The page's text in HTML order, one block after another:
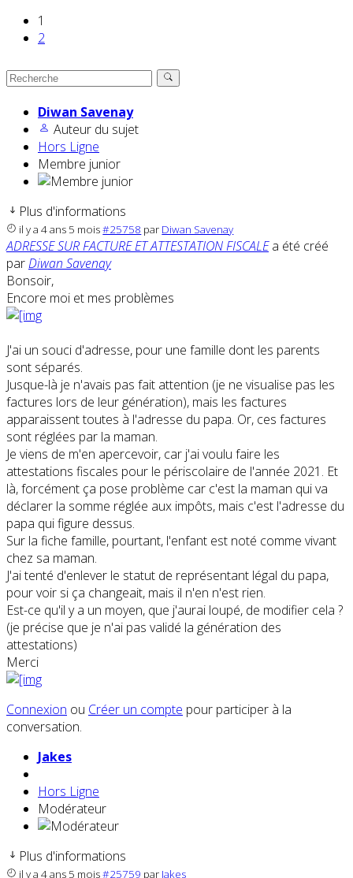
1
2
Diwan Savenay
Auteur du sujet
Hors Ligne
Membre junior
Plus d'informations
il y a 4 ans 5 mois#25758 par Diwan Savenay
ADRESSE SUR FACTURE ET ATTESTATION FISCALEa été créé
parDiwan Savenay
Bonsoir,
Encore moi et mes problèmes
J'ai un souci d'adresse, pour une famille dont les parents
sont séparés.
Jusque-là je n'avais pas fait attention (je ne visualise pas les
factures lors de leur génération), mais les factures
apparaissent toutes à l'adresse du papa. Or, ces factures
sont réglées par la maman.
Je viens de m'en apercevoir, car j'ai voulu faire les
attestations fiscales pour le périscolaire de l'année 2021. Et
là, forcément ça pose problème car c'est la maman qui va
déclarer la somme réglée aux impôts, mais c'est l'adresse du
papa qui figure dessus.
Sur la fiche famille, pourtant, l'enfant est noté comme vivant
chez sa maman.
J'ai tenté d'enlever le statut de représentant légal du papa,
pour voir si ça changeait, mais il n'en n'est rien.
Est-ce qu'il y a un moyen, que j'aurai loupé, de modifier cela ?
(je précise que je n'ai pas validé la génération des
attestations)
Merci
Connexion ou Créer un compte pour participer à la
conversation.
Jakes
Hors Ligne
Modérateur
Plus d'informations
il y a 4 ans 5 mois#25759 par Jakes